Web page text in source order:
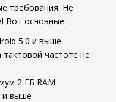
требования. Не
Вот основные:
5.0 и выше
частоте не
2 ГБ RAM
и выше